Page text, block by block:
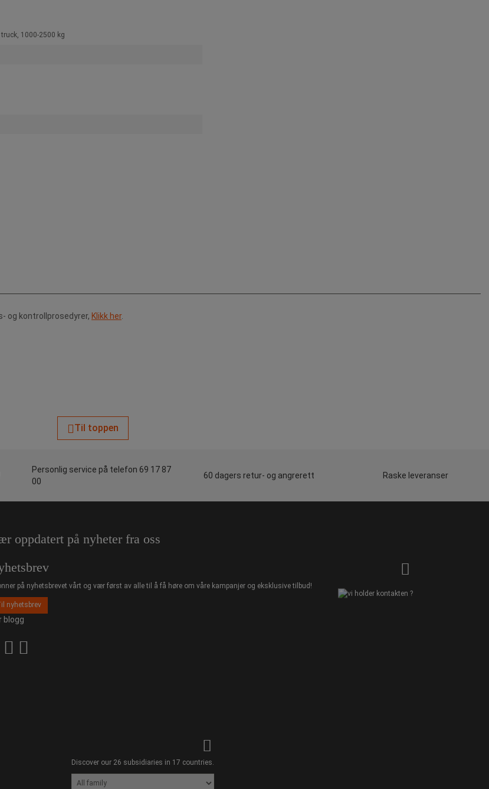
1000-2500 kg
og kontrollprosedyrer, Klikk her.
Til toppen
Personlig service på telefon 69 17 87
00
60 dagers retur- og angrerett Raske leveranser
oppdatert på nyheter fra oss
på nyhetsbrevet vårt og vær først av alle til å få høre om våre kampanjer og eksklusive tilbud!
nyhetsbrev
blogg
Discover our 26 subsidiaries in 17 countries.